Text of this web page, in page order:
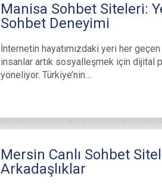
Manisa Sohbet Siteleri:
Sohbet Deneyimi
İnternetin hayatımızdaki yeri her
insanlar artık sosyalleşmek için dijital
yöneliyor. Türkiye’nin…
Mersin Canlı Sohbet
Arkadaşlıklar